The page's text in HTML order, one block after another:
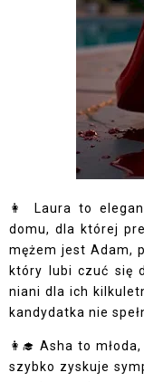
👩 Laura to
domu, dla której
mężem jest Adam,
który lubi czuć się
niani dla ich
kandydatka nie
👩‍🎓 Asha to
szybko zyskuje